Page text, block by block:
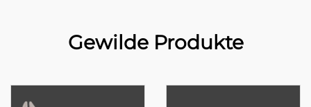
Gewilde Produkte